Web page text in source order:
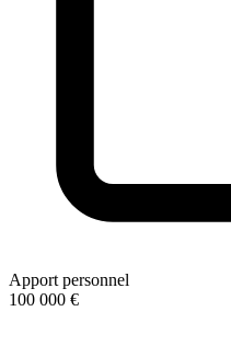
Apport personnel
100 000 €